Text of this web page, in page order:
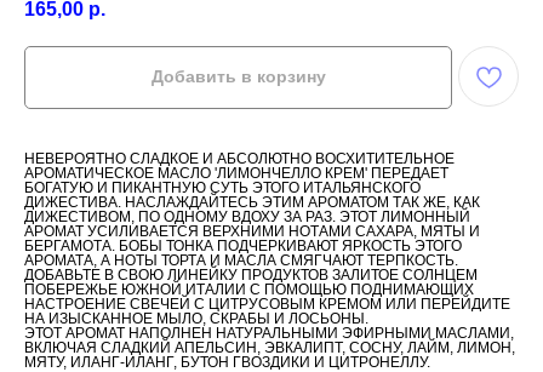
165,00 р.
Добавить в корзину
НЕВЕРОЯТНО СЛАДКОЕ И АБСОЛЮТНО ВОСХИТИТЕЛЬНОЕ
АРОМАТИЧЕСКОЕ МАСЛО 'ЛИМОНЧЕЛЛО КРЕМ' ПЕРЕДАЕТ
БОГАТУЮ И ПИКАНТНУЮ СУТЬ ЭТОГО ИТАЛЬЯНСКОГО
ДИЖЕСТИВА. НАСЛАЖДАЙТЕСЬ ЭТИМ АРОМАТОМ ТАК ЖЕ, КАК
ДИЖЕСТИВОМ, ПО ОДНОМУ ВДОХУ ЗА РАЗ. ЭТОТ ЛИМОННЫЙ
АРОМАТ УСИЛИВАЕТСЯ ВЕРХНИМИ НОТАМИ САХАРА, МЯТЫ И
БЕРГАМОТА. БОБЫ ТОНКА ПОДЧЕРКИВАЮТ ЯРКОСТЬ ЭТОГО
АРОМАТА, А НОТЫ ТОРТА И МАСЛА СМЯГЧАЮТ ТЕРПКОСТЬ.
ДОБАВЬТЕ В СВОЮ ЛИНЕЙКУ ПРОДУКТОВ ЗАЛИТОЕ СОЛНЦЕМ
ПОБЕРЕЖЬЕ ЮЖНОЙ ИТАЛИИ С ПОМОЩЬЮ ПОДНИМАЮЩИХ
НАСТРОЕНИЕ СВЕЧЕЙ С ЦИТРУСОВЫМ КРЕМОМ ИЛИ ПЕРЕЙДИТЕ
НА ИЗЫСКАННОЕ МЫЛО, СКРАБЫ И ЛОСЬОНЫ.
ЭТОТ АРОМАТ НАПОЛНЕН НАТУРАЛЬНЫМИ ЭФИРНЫМИ МАСЛАМИ,
ВКЛЮЧАЯ СЛАДКИЙ АПЕЛЬСИН, ЭВКАЛИПТ, СОСНУ, ЛАЙМ, ЛИМОН,
МЯТУ, ИЛАНГ-ИЛАНГ, БУТОН ГВОЗДИКИ И ЦИТРОНЕЛЛУ.